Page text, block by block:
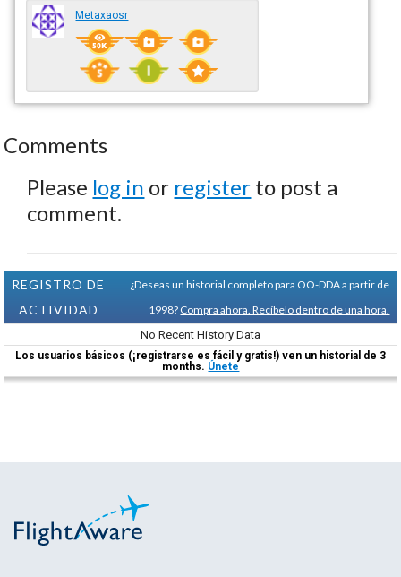
Metaxaosr
Comments
Please log in or register to post a
comment.
REGISTRO DE
ACTIVIDAD
¿Deseas un historial completo para OO-DDA a partir de
1998? Compra ahora. Recíbelo dentro de una hora.
No Recent History Data
Los usuarios básicos (¡registrarse es fácil y gratis!) ven un historial de 3
months. Únete